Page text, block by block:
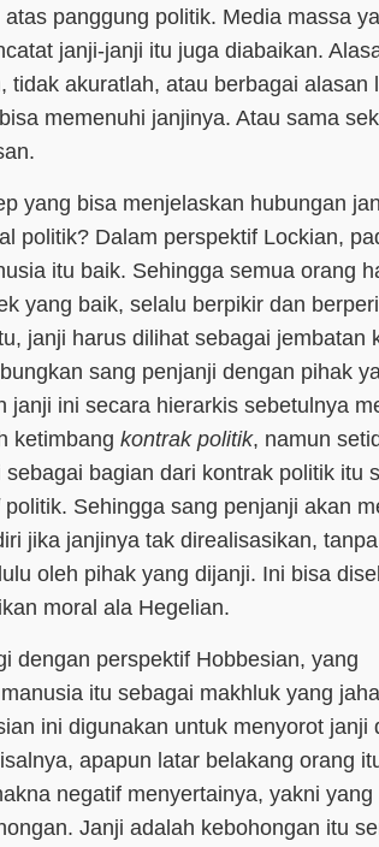
panggung politik. Media massa
janji-janji itu juga diabaikan.
tidak akuratlah, atau berbagai alasan
memenuhi janjinya. Atau sama
yang bisa menjelaskan hubungan
politik? Dalam perspektif Lockian,
itu baik. Sehingga semua orang
yang baik, selalu berpikir dan
janji harus dilihat sebagai jembatan
sang penjanji dengan pihak
janji ini secara hierarkis sebetulnya
ketimbang kontrak politik, namun
sebagai bagian dari kontrak politik itu
politik. Sehingga sang penjanji akan
jika janjinya tak direalisasikan,
oleh pihak yang dijanji. Ini bisa
moral ala Hegelian.
dengan perspektif Hobbesian, yang
itu sebagai makhluk yang
ini digunakan untuk menyorot janji
apapun latar belakang orang
negatif menyertainya, yakni yang
Janji adalah kebohongan itu